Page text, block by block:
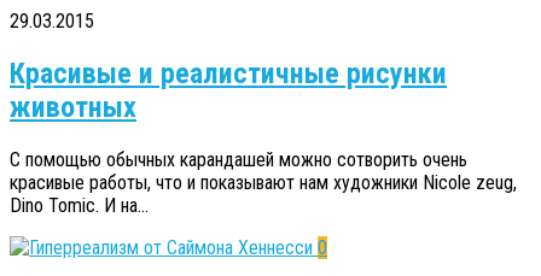
29.03.2015
Красивые и реалистичные рисунки
животных
С помощью обычных карандашей можно сотворить очень
красивые работы, что и показывают нам художники Nicole zeug,
Dino Tomic. И на...
0